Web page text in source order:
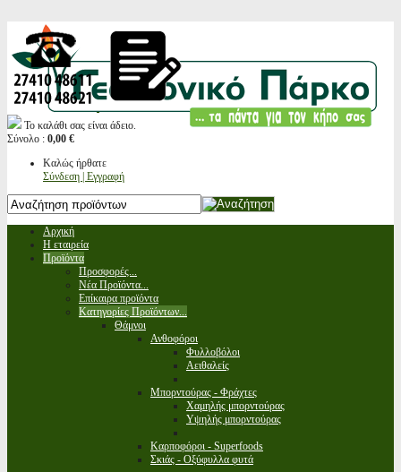
Το καλάθι σας είναι άδειο.
Σύνολο : 0,00 €
Καλώς ήρθατε
Σύνδεση | Εγγραφή
Αρχική
Η εταιρεία
Προϊόντα
Προσφορές...
Νέα Προϊόντα...
Επίκαιρα προϊόντα
Κατηγορίες Προϊόντων...
Θάμνοι
Ανθοφόροι
Φυλλοβόλοι
Αειθαλείς
Μπορντούρας - Φράχτες
Χαμηλής μπορντούρας
Υψηλής μπορντούρας
Καρποφόροι - Superfoods
Σκιάς - Οξύφυλλα φυτά